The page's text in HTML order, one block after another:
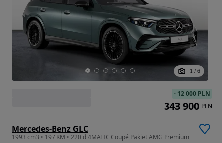
1 / 6
Mercedes-Benz GLC
1993 cm3 • 197 KM • 220 d 4MATIC Coupé Pakiet AMG Premium
- 12 000 PLN
343 900 PLN